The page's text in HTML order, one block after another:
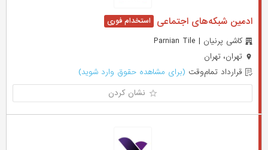
ادمین شبکه‌های اجتماعی
کاشی پرنیان | Parnian Tile
تهران، تهران
قرارداد تمام‌وقت (برای مشاهده حقوق وارد شوید)
نشان کردن